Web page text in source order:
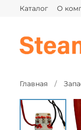
Каталог О
Главная